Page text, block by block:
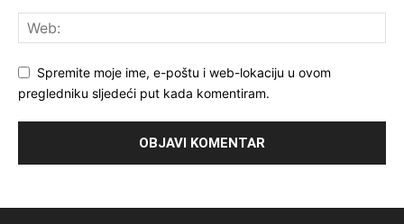
Spremite moje ime, e-poštu i web-lokaciju u ovom
pregledniku sljedeći put kada komentiram.